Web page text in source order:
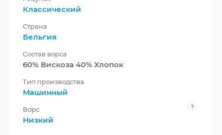
Классический
Страна
Бельгия
Состав ворса
60% Вискоза 40% Хлопок
Тип производства
Машинный
Ворс ?
Низкий